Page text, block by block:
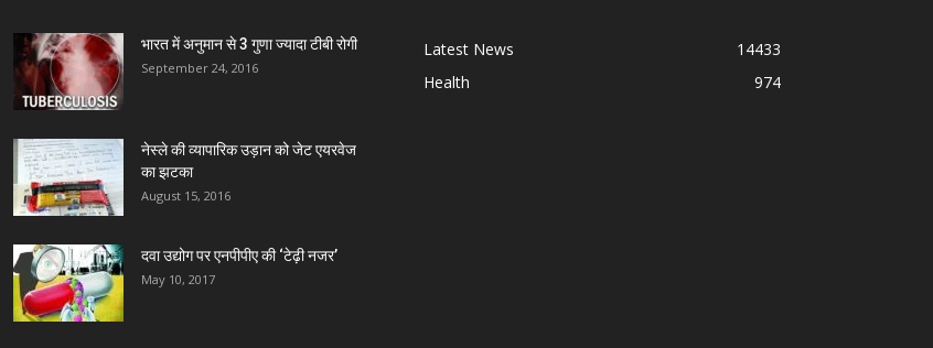
भारत में अनुमान से 3 गुणा ज्यादा टीबी रोगी
September 24, 2016
नेस्ले की व्यापारिक उड़ान को जेट एयरवेज
का झटका
August 15, 2016
दवा उद्योग पर एनपीपीए की ‘टेढ़ी नजर’
May 10, 2017
Latest News
14433
Health
974